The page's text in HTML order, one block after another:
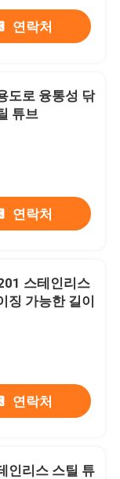
연락처
도로 융통성 닦
튜브
연락처
스테인리스
징 가능한 길이
연락처
인리스 스틸 튜